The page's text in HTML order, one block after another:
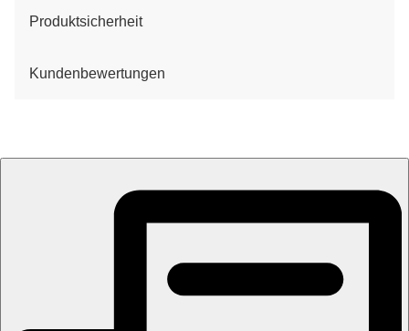
Produktsicherheit
Kundenbewertungen